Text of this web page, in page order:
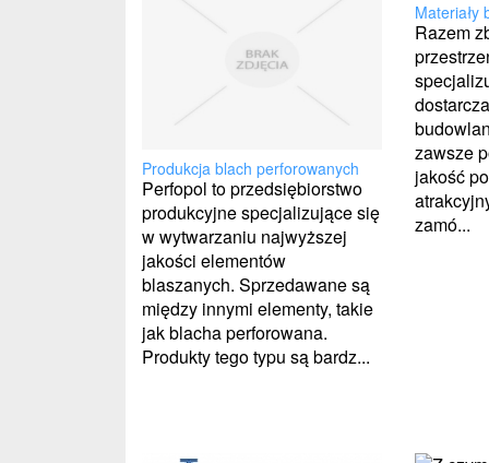
Produkcja blach perforowanych
Perfopol to przedsiębiorstwo
produkcyjne specjalizujące się
w wytwarzaniu najwyższej
jakości elementów
blaszanych. Sprzedawane są
między innymi elementy, takie
jak blacha perforowana.
Produkty tego typu są bardz...
Materiały
Razem
zawsze
jakość
zamó...